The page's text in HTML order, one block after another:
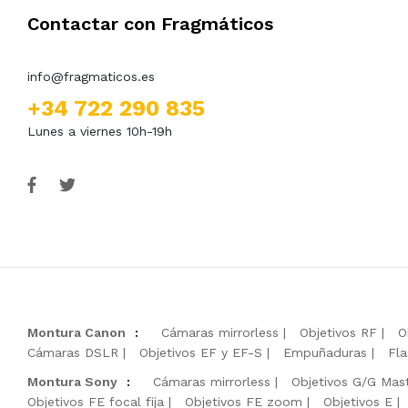
Contactar con Fragmáticos
info@fragmaticos.es
+34 722 290 835
Lunes a viernes 10h-19h
Montura Canon : Cámaras mirrorless Objetivos RF
Cámaras DSLR
Objetivos EF y EF-S Empuñaduras
Montura Sony
: Cámaras mirrorless Objetivos G/G
Objetivos FE focal fija
Objetivos FE zoom Objetivos E